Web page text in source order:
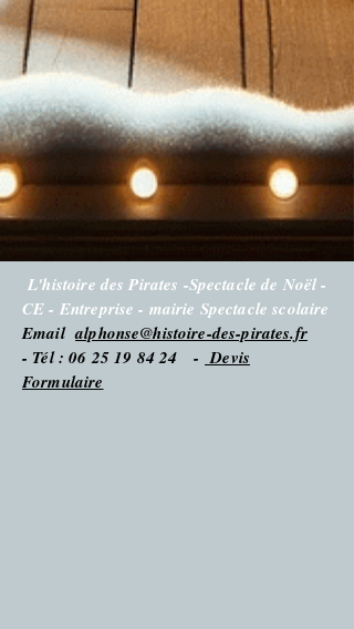
L'histoire des Pirates -Spectacle de Noël -
CE - Entreprise - mairie Spectacle scolaire
Emailalphonse@histoire-des-pirates.fr
- Tél : 06 25 19 84 24 - Devis
Formulaire